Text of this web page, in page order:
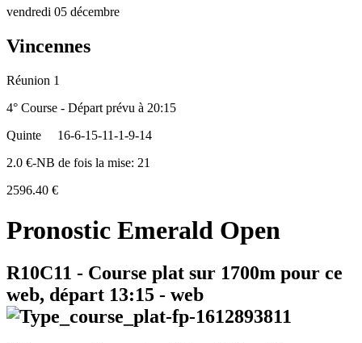
vendredi 05 décembre
Vincennes
Réunion 1
4° Course - Départ prévu à 20:15
Quinte
16-6-15-11-1-9-14
2.0 €-NB de fois la mise: 21
2596.40 €
Pronostic Emerald Open
R10C11 - Course plat sur 1700m pour ce
web, départ 13:15 - web